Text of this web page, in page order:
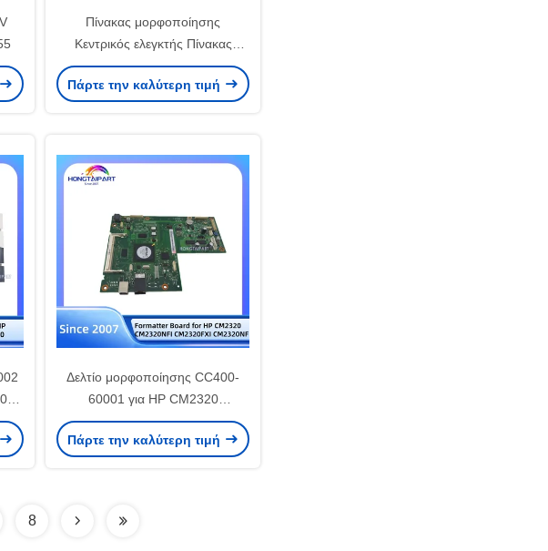
Πίνακας μορφοποίησης
Κεντρικός ελεγκτής Πίνακας
M0AJ5082 για Ricoh SPC840
Πάρτε την καλύτερη τιμή
Δελτίο μορφοποίησης CC400-
60001 για HP CM2320
CM2320NFI CM2320FXI
CM2320NF
Πάρτε την καλύτερη τιμή
8